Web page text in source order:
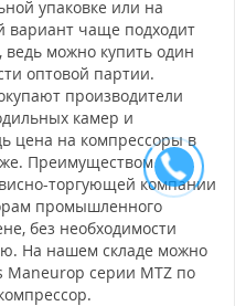
упаковке или на
вариант чаще подходит
можно купить один
оптовой партии.
производители
камер и
цена на компрессоры в
Преимуществом
торгующей компании
промышленного
без необходимости
На нашем складе можно
Maneurop серии MTZ по